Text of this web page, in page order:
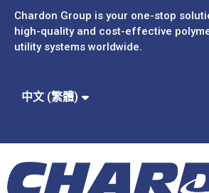
Chardon Group is your one-stop
high-quality and cost-effective
utility systems worldwide.
中文 (繁體)
Español
English